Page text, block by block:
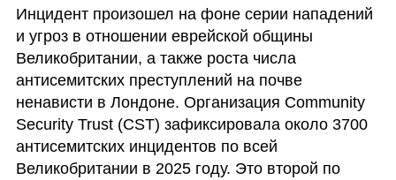
Инцидент произошел на фоне серии нападений
и угроз в отношении еврейской общины
Великобритании, а также роста числа
антисемитских преступлений на почве
ненависти в Лондоне. Организация Community
Security Trust (CST) зафиксировала около 3700
антисемитских инцидентов по всей
Великобритании в 2025 году. Это второй по